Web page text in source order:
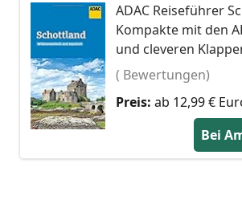
ADAC Reiseführer
Kompakte mit den
und cleveren
( Bewertungen)
Preis: ab 12,99 €
Bei